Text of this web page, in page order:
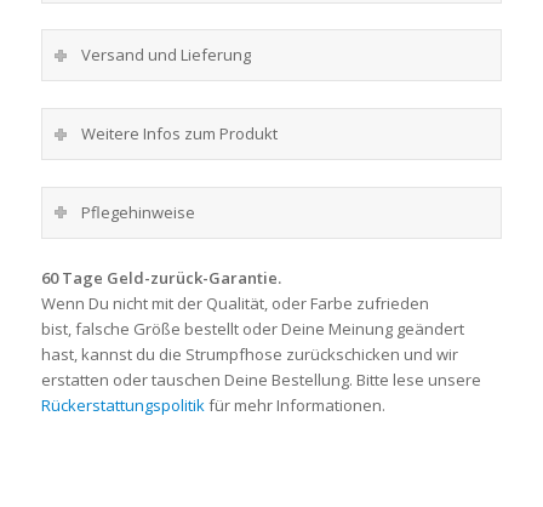
Versand und Lieferung
Weitere Infos zum Produkt
Pflegehinweise
60 Tage Geld-zurück-Garantie.
Wenn Du nicht mit der Qualität, oder Farbe zufrieden
bist, falsche Größe bestellt oder Deine Meinung geändert
hast, kannst du die Strumpfhose zurückschicken und wir
erstatten oder tauschen Deine Bestellung. Bitte lese unsere
Rückerstattungspolitikfür mehr Informationen.